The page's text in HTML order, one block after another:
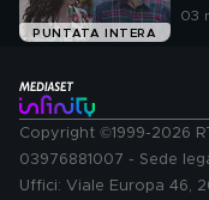
PUNTATA INTERA
03
Copyright ©1999-2026
03976881007 - Sede
Uffici: Viale Europa 46,